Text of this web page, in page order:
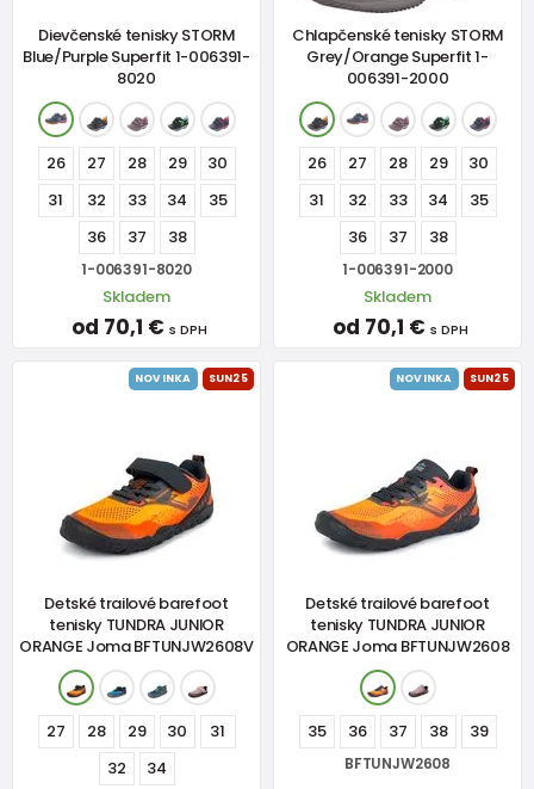
Dievčenské tenisky STORM
Blue/Purple Superfit 1-006391-
8020
26 27 28 29
30
31
32 33 34
35
36
37 38
1-006391-8020
Skladem
od 70,1 € s DPH
Chlapčenské tenisky STORM
Grey/Orange Superfit 1-
006391-2000
26 27 28 29
30
31
32 33 34
35
36
37 38
1-006391-2000
Skladem
od 70,1 € s DPH
NOVINKA SUN25
Detské trailové barefoot
tenisky TUNDRA JUNIOR
ORANGE Joma BFTUNJW2608V
27 28 29 30
31
32
34
NOVINKA SUN25
Detské trailové barefoot
tenisky TUNDRA JUNIOR
ORANGE Joma BFTUNJW2608
35 36 37 38 39
BFTUNJW2608